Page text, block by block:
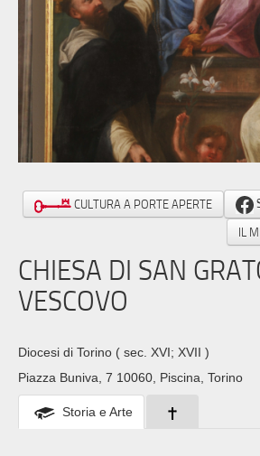
CULTURA A PORTE APERTE
IL
CHIESA DI SAN
VESCOVO
Diocesi di Torino ( sec. XVI; XVII )
Piazza Buniva, 7 10060, Piscina, Torino
Storia e Arte